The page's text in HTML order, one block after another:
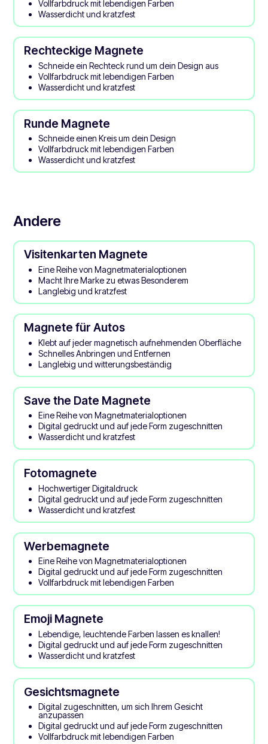
Vollfarbdruck mit lebendigen Farben
Wasserdicht und kratzfest
Rechteckige Magnete
Schneide ein Rechteck rund um dein Design aus
Vollfarbdruck mit lebendigen Farben
Wasserdicht und kratzfest
Runde Magnete
Schneide einen Kreis um dein Design
Vollfarbdruck mit lebendigen Farben
Wasserdicht und kratzfest
Andere
Visitenkarten Magnete
Eine Reihe von Magnetmaterialoptionen
Macht Ihre Marke zu etwas Besonderem
Langlebig und kratzfest
Magnete für Autos
Klebt auf jeder magnetisch aufnehmenden Oberfläche
Schnelles Anbringen und Entfernen
Langlebig und witterungsbeständig
Save the Date Magnete
Eine Reihe von Magnetmaterialoptionen
Digital gedruckt und auf jede Form zugeschnitten
Wasserdicht und kratzfest
Fotomagnete
Hochwertiger Digitaldruck
Digital gedruckt und auf jede Form zugeschnitten
Wasserdicht und kratzfest
Werbemagnete
Eine Reihe von Magnetmaterialoptionen
Digital gedruckt und auf jede Form zugeschnitten
Vollfarbdruck mit lebendigen Farben
Emoji Magnete
Lebendige, leuchtende Farben lassen es knallen!
Digital gedruckt und auf jede Form zugeschnitten
Wasserdicht und kratzfest
Gesichtsmagnete
Digital zugeschnitten, um sich Ihrem Gesicht
anzupassen
Digital gedruckt und auf jede Form zugeschnitten
Vollfarbdruck mit lebendigen Farben